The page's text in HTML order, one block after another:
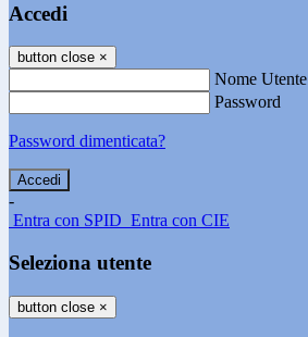
Accedi
button close ×
Nome Utente
Password
Password dimenticata?
-
Entra con SPID Entra con CIE
Seleziona utente
button close ×